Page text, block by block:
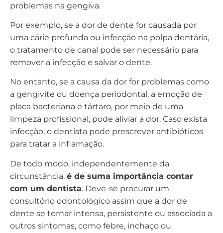
problemas na gengiva.
Por exemplo, se a dor de dente for causada por
uma cárie profunda ou infecção na polpa dentária,
o tratamento de canal pode ser necessário para
remover a infecção e salvar o dente.
No entanto, se a causa da dor for problemas como
a gengivite ou doença periodontal, a emoção de
placa bacteriana e tártaro, por meio de uma
limpeza profissional, pode aliviar a dor. Caso exista
infecção, o dentista pode prescrever antibióticos
para tratar a inflamação.
De todo modo, independentemente da
circunstância, é de suma importância contar
com um dentista. Deve-se procurar um
consultório odontológico assim que a dor de
dente se tornar intensa, persistente ou associada a
outros sintomas, como febre, inchaço ou